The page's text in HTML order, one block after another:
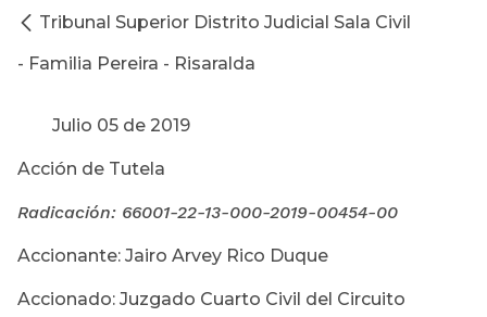
Tribunal Superior Distrito Judicial Sala Civil
- Familia Pereira - Risaralda
Julio 05 de 2019
Acción de Tutela
Radicación: 66001-22-13-000-2019-00454-00
Accionante: Jairo Arvey Rico Duque
Accionado: Juzgado Cuarto Civil del Circuito